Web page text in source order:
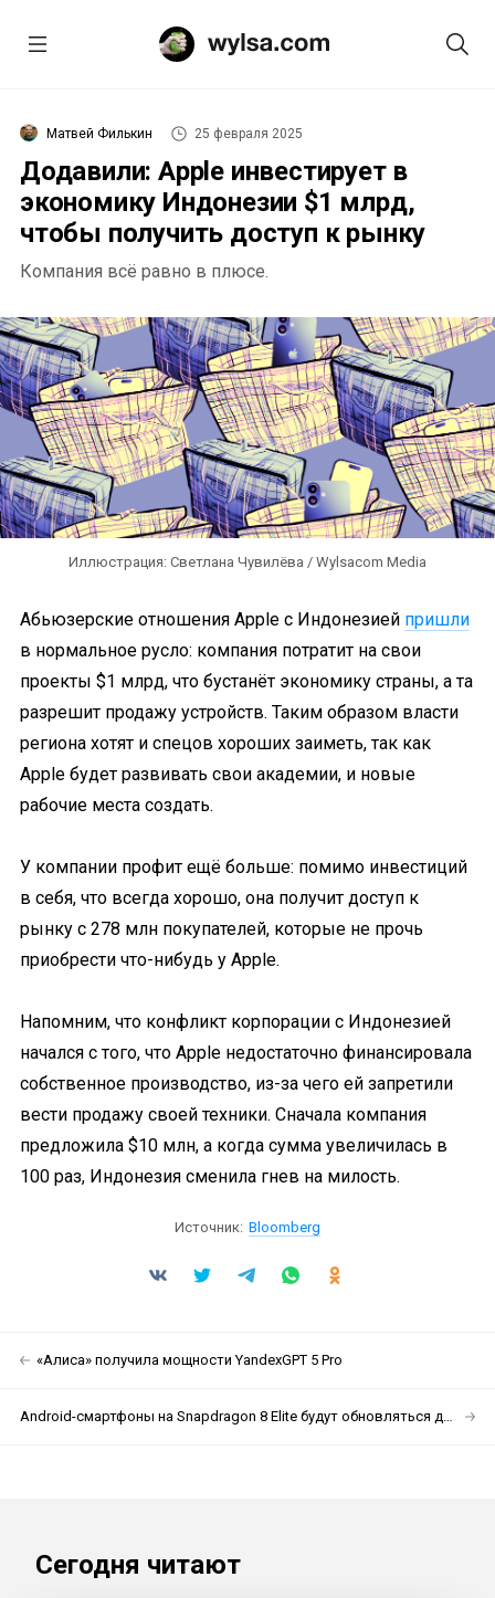
Матвей Филькин 25 февраля 2025
Додавили: Apple инвестирует в
экономику Индонезии $1 млрд,
чтобы получить доступ к рынку
Компания всё равно в плюсе.
Иллюстрация: Светлана Чувилёва / Wylsacom Media
Абьюзерские отношения Apple с Индонезией пришли
в нормальное русло: компания потратит на свои
проекты $1 млрд, что бустанёт экономику страны, а та
разрешит продажу устройств. Таким образом власти
региона хотят и спецов хороших заиметь, так как
Apple будет развивать свои академии, и новые
рабочие места создать.
У компании профит ещё больше: помимо инвестиций
в себя, что всегда хорошо, она получит доступ к
рынку с 278 млн покупателей, которые не прочь
приобрести что-нибудь у Apple.
Напомним, что конфликт корпорации с Индонезией
начался с того, что Apple недостаточно финансировала
собственное производство, из-за чего ей запретили
вести продажу своей техники. Сначала компания
предложила $10 млн, а когда сумма увеличилась в
100 раз, Индонезия сменила гнев на милость.
Источник: Bloomberg
«Алиса» получила мощности YandexGPT 5 Pro
Android-смартфоны на Snapdragon 8 Elite будут обновляться до 8 лет
Сегодня читают